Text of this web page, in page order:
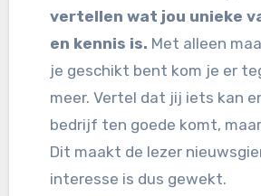
vertellen wat jou unieke
en kennis is. Met alleen
je geschikt bent kom je er
meer. Vertel dat jij iets kan
bedrijf ten goede komt,
Dit maakt de lezer
interesse is dus gewekt.